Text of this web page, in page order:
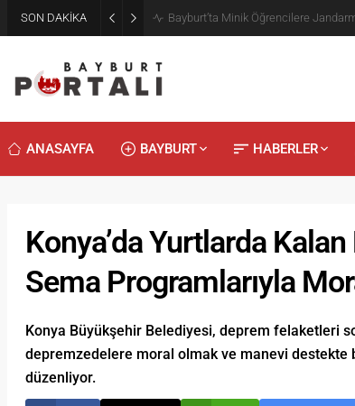
SON DAKİKA Bayburt’ta Minik Öğrencilere
ANASAYFA BAYBURT HABERLER
Konya’da Yurtlarda
Sema Programlarıyla
Konya Büyükşehir Belediyesi, deprem felaketleri
depremzedelere moral olmak ve manevi destekte
düzenliyor.